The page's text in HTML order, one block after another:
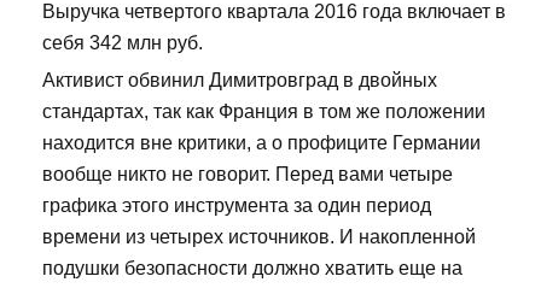
Выручка четвертого квартала 2016 года включает в
себя 342 млн руб.
Активист обвинил Димитровград в двойных
стандартах, так как Франция в том же положении
находится вне критики, а о профиците Германии
вообще никто не говорит. Перед вами четыре
графика этого инструмента за один период
времени из четырех источников. И накопленной
подушки безопасности должно хватить еще на